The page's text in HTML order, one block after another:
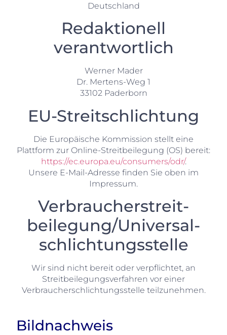
Deutschland
Redaktionell
verantwortlich
Werner Mader
Dr. Mertens-Weg 1
33102 Paderborn
EU-Streitschlichtung
Die Europäische Kommission stellt eine
Plattform zur Online-Streitbeilegung (OS) bereit:
https://ec.europa.eu/consumers/odr/.
Unsere E-Mail-Adresse finden Sie oben im
Impressum.
Verbraucher­streit­
beilegung/Universal­
schlichtungs­stelle
Wir sind nicht bereit oder verpflichtet, an
Streitbeilegungsverfahren vor einer
Verbraucherschlichtungsstelle teilzunehmen.
Bildnachweis